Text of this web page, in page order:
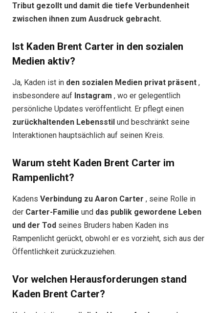
Tribut gezollt und damit die tiefe Verbundenheit
zwischen ihnen zum Ausdruck gebracht.
Ist Kaden Brent Carter in den sozialen
Medien aktiv?
Ja, Kaden ist in den sozialen Medien privat präsent ,
insbesondere auf Instagram , wo er gelegentlich
persönliche Updates veröffentlicht. Er pflegt einen
zurückhaltenden Lebensstil und beschränkt seine
Interaktionen hauptsächlich auf seinen Kreis.
Warum steht Kaden Brent Carter im
Rampenlicht?
Kadens Verbindung zu Aaron Carter , seine Rolle in
der Carter-Familie und das publik gewordene Leben
und der Tod seines Bruders haben Kaden ins
Rampenlicht gerückt, obwohl er es vorzieht, sich aus der
Öffentlichkeit zurückzuziehen.
Vor welchen Herausforderungen stand
Kaden Brent Carter?